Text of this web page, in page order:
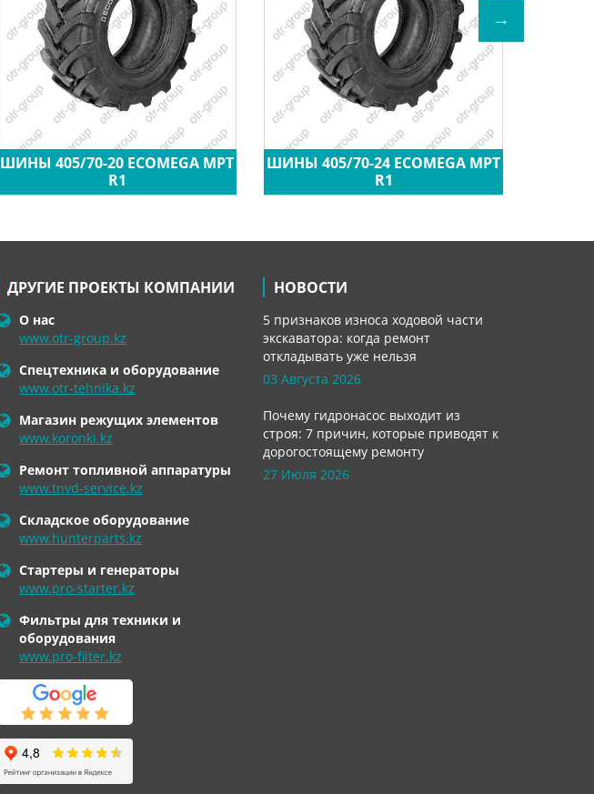
ШИНЫ 405/70-20 ECOMEGA MPT
R1
ШИНЫ 405/70-24 ECOMEGA MPT
R1
ДРУГИЕ ПРОЕКТЫ КОМПАНИИ
О нас
www.otr-group.kz
Спецтехника и оборудование
www.otr-tehnika.kz
Магазин режущих элементов
www.koronki.kz
Ремонт топливной аппаратуры
www.tnvd-service.kz
Складское оборудование
www.hunterparts.kz
Стартеры и генераторы
www.pro-starter.kz
Фильтры для техники и
оборудования
www.pro-filter.kz
НОВОСТИ
5 признаков износа ходовой части
экскаватора: когда ремонт
откладывать уже нельзя
03 Августа 2026
Почему гидронасос выходит из
строя: 7 причин, которые приводят к
дорогостоящему ремонту
27 Июля 2026